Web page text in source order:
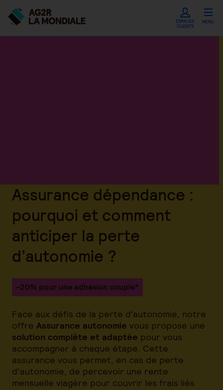
ESPACES
CLIENTS
MENU
Assurance dépendance :
pourquoi et comment
anticiper la perte
d’autonomie ?
-20% pour une adhésion couple*
Face aux défis de la perte d'autonomie, notre
offre Assurance autonomie vous propose une
solution complète et adaptée pour vous
accompagner à chaque étape. Cette
assurance vous permet, en cas de perte
d’autonomie, de percevoir une rente
mensuelle viagère pour couvrir les frais liés